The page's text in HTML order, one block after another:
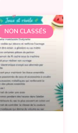
NON CLASSÉS